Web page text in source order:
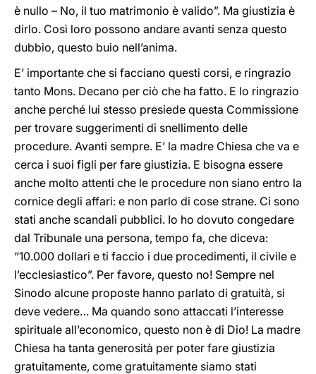
è nullo – No, il tuo matrimonio è valido”. Ma giustizia è
dirlo. Così loro possono andare avanti senza questo
dubbio, questo buio nell’anima.
E’ importante che si facciano questi corsi, e ringrazio
tanto Mons. Decano per ciò che ha fatto. E lo ringrazio
anche perché lui stesso presiede questa Commissione
per trovare suggerimenti di snellimento delle
procedure. Avanti sempre. E’ la madre Chiesa che va e
cerca i suoi figli per fare giustizia. E bisogna essere
anche molto attenti che le procedure non siano entro la
cornice degli affari: e non parlo di cose strane. Ci sono
stati anche scandali pubblici. Io ho dovuto congedare
dal Tribunale una persona, tempo fa, che diceva:
“10.000 dollari e ti faccio i due procedimenti, il civile e
l’ecclesiastico”. Per favore, questo no! Sempre nel
Sinodo alcune proposte hanno parlato di gratuità, si
deve vedere… Ma quando sono attaccati l’interesse
spirituale all’economico, questo non è di Dio! La madre
Chiesa ha tanta generosità per poter fare giustizia
gratuitamente, come gratuitamente siamo stati